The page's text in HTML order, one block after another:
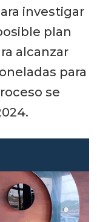
investigar
plan
alcanzar
para
se